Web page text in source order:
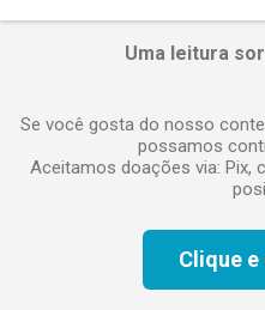
Uma leitura
Se você gosta do nosso
possamos
Aceitamos doações via: Pix,
Clique